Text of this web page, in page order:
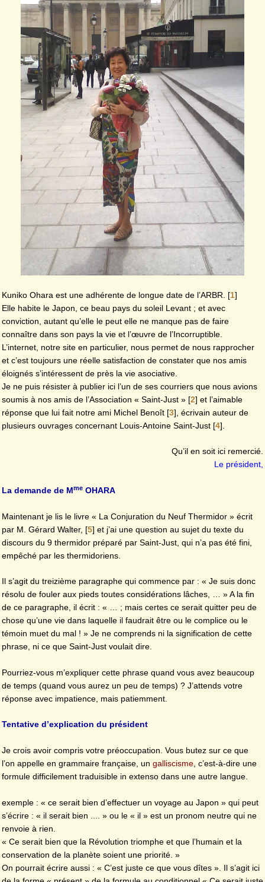
Kuniko Ohara est une adhérente de longue date de l’ARBR. [1]
Elle habite le Japon, ce beau pays du soleil Levant ; et avec
conviction, autant qu’elle le peut elle ne manque pas de faire
connaître dans son pays la vie et l’œuvre de l’Incorruptible.
L’internet, notre site en particulier, nous permet de nous rapprocher
et c’est toujours une réelle satisfaction de constater que nos amis
éloignés s’intéressent de près la vie asociative.
Je ne puis résister à publier ici l’un de ses courriers que nous avions
soumis à nos amis de l’Association « Saint-Just » [2] et l’aimable
réponse que lui fait notre ami Michel Benoît [3] , écrivain auteur de
plusieurs ouvrages concernant Louis-Antoine Saint-Just [4]
Qu’il en soit ici remercié.
Le président,
La demande de Mme OHARA
Maintenant je lis le livre « La Conjuration du Neuf Thermidor » écrit
par M. Gérard Walter, [5] et j’ai une question au sujet du texte du
discours du 9 thermidor préparé par Saint-Just, qui n’a pas été fini,
empêché par les thermidoriens.
Il s’agit du treizième paragraphe qui commence par : « Je suis donc
résolu de fouler aux pieds toutes considérations lâches, … » A la fin
de ce paragraphe, il écrit : « … ; mais certes ce serait quitter peu de
chose qu’une vie dans laquelle il faudrait être ou le complice ou le
témoin muet du mal ! » Je ne comprends ni la signification de cette
phrase, ni ce que Saint-Just voulait dire.
Pourriez-vous m’expliquer cette phrase quand vous avez beaucoup
de temps (quand vous aurez un peu de temps) ? J’attends votre
réponse avec impatience, mais patiemment.
Tentative d’explication du président
Je crois avoir compris votre préoccupation. Vous butez sur ce que
l’on appelle en grammaire française, un galliscisme , c’est-à-dire une
formule difficilement traduisible in extenso dans une autre langue.
exemple : « ce serait bien d’effectuer un voyage au Japon » qui peut
s’écrire : « il serait bien .... » ou le « il » est un pronom neutre qui ne
renvoie à rien.
« Ce serait bien que la Révolution triomphe et que l’humain et la
conservation de la planète soient une priorité. »
On pourrait écrire aussi : « C’est juste ce que vous dîtes ». Il s’agit ici